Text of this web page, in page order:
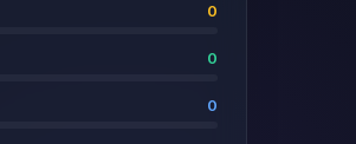
0
0
0